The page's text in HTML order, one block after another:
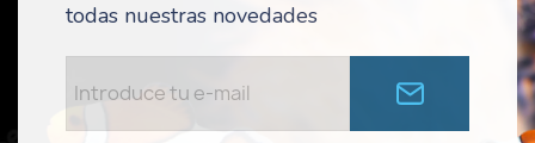
todas nuestras novedades